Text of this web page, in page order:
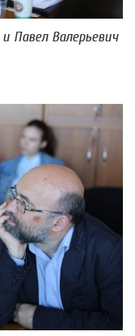
Павел Валерьевич